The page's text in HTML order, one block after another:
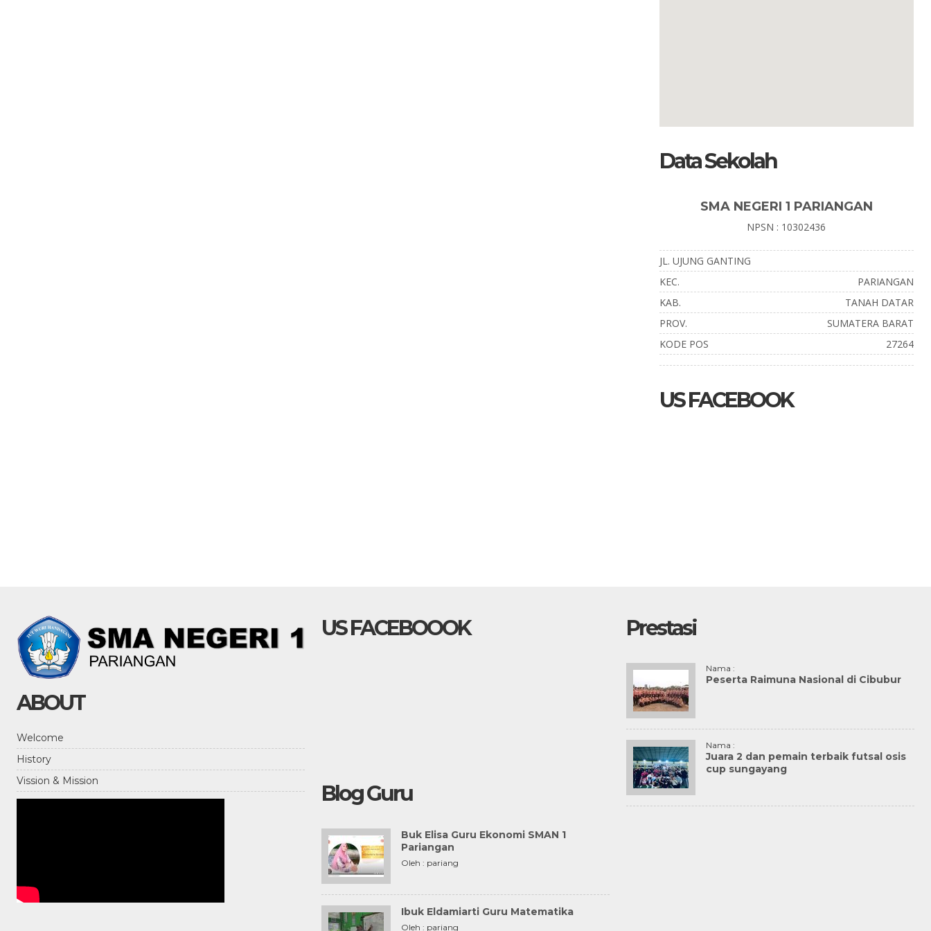
Data Sekolah
SMA NEGERI 1 PARIANGAN
NPSN : 10302436
JL. UJUNG GANTING
KEC.
PARIANGAN
KAB.
TANAH DATAR
PROV.
SUMATERA BARAT
KODE POS
27264
US FACEBOOK
ABOUT
Welcome
History
Vission & Mission
US FACEBOOOK
Blog Guru
Buk Elisa Guru Ekonomi SMAN 1
Pariangan
Oleh : pariang
Ibuk Eldamiarti Guru Matematika
Oleh : pariang
Prestasi
Nama :
Peserta Raimuna Nasional di Cibubur
Nama :
Juara 2 dan pemain terbaik futsal osis
cup sungayang